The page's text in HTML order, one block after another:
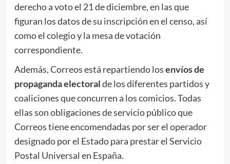
derecho a voto el 21 de diciembre, en las que
figuran los datos de su inscripción en el censo, así
como el colegio y la mesa de votación
correspondiente.
Además, Correos está repartiendo losenvíosde
propaganda electoralde los diferentes partidos y
coaliciones que concurren a los comicios. Todas
ellas son obligaciones de servicio público que
Correos tiene encomendadas por ser el operador
designado por el Estado para prestar el Servicio
Postal Universal en España.